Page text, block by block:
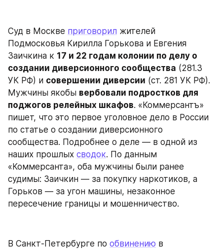
Суд в Москве приговорил жителей
Подмосковья Кирилла Горькова и Евгения
Заичкина к 17 и 22 годам колонии по делу о
создании диверсионного сообщества (281.3
УК РФ) и совершении диверсии (ст. 281 УК РФ).
Мужчины якобы вербовали подростков для
поджогов релейных шкафов. «Коммерсантъ»
пишет, что это первое уголовное дело в России
по статье о создании диверсионного
сообщества. Подробнее о деле — в одной из
наших прошлых сводок. По данным
«Коммерсанта», оба мужчины были ранее
судимы: Заичкин — за покупку наркотиков, а
Горьков — за угон машины, незаконное
пересечение границы и мошенничество.
В Санкт-Петербурге по обвинению